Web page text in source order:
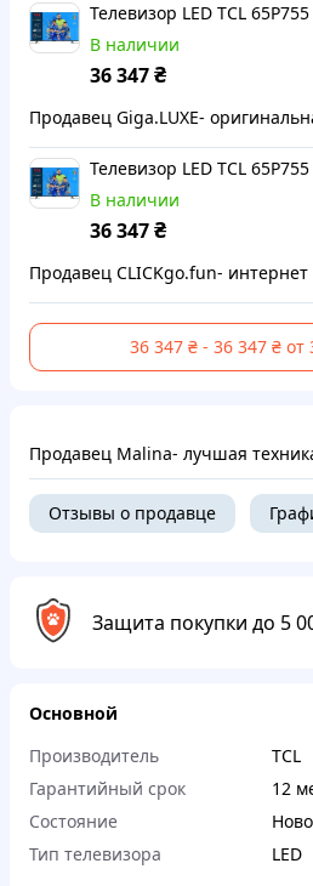
Телевизор LED TCL
В наличии
36 347₴
Телевизор LED TCL
В наличии
36 347₴
Продавец CLICKgo.fun- интернет
36 347 ₴ - 36 347 ₴ от
Отзывы о продавце
Защита покупки до 5
Основной
Производитель
TCL
Гарантийный срок
12
Состояние
Тип телевизора
LED